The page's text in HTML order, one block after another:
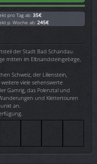
pro Tag ab: 35€
p. Woche ab: 245€
der Stadt Bad Schandau.
mitten im Elbsandsteingebirge,
Schweiz, der Lilienstein,
viele sehenswerte
Gamrig, das Polenztal und
und Klettertouren
an.